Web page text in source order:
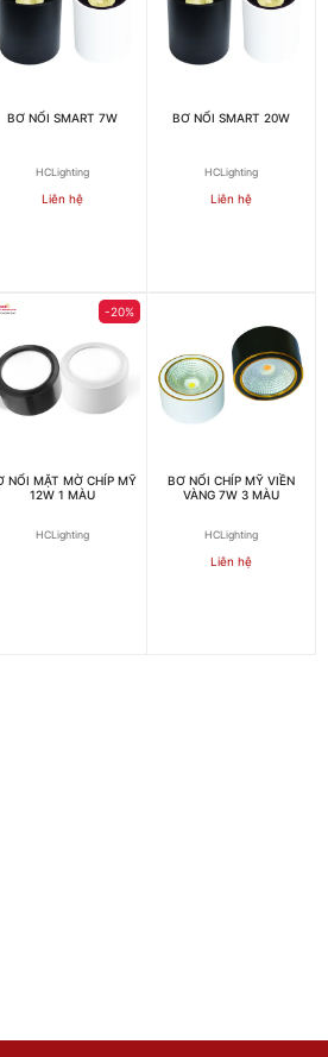
BƠ NỔI SMART 7W
HCLighting
Liên hệ
BƠ NỔI SMART 20W
HCLighting
Liên hệ
-20%
NỔI MẶT MỜ CHÍP MỸ
12W 1 MÀU
HCLighting
BƠ NỔI CHÍP MỸ VIỀN
VÀNG 7W 3 MÀU
HCLighting
Liên hệ